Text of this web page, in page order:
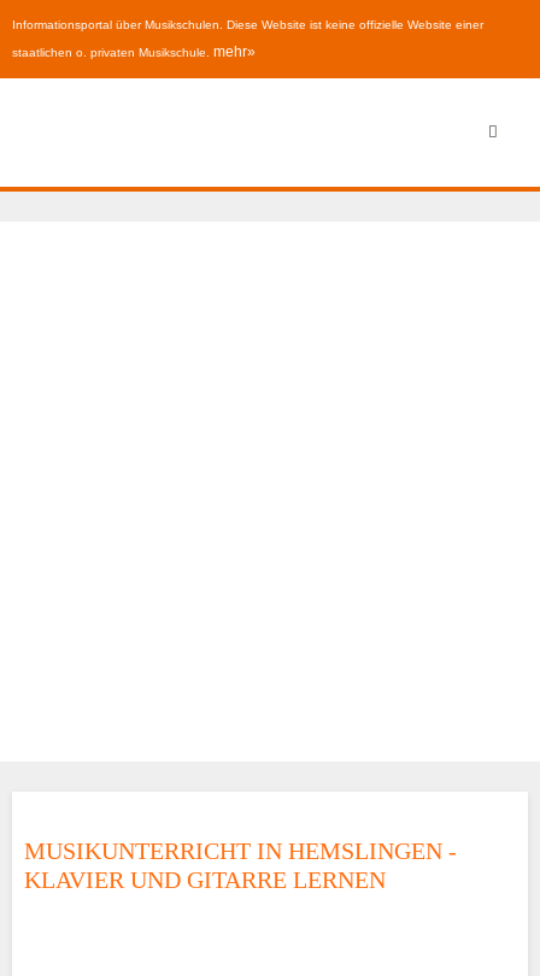
Informationsportal über Musikschulen. Diese Website ist keine offizielle Website einer
staatlichen o. privaten Musikschule. mehr»
MUSIKUNTERRICHT IN HEMSLINGEN -
KLAVIER UND GITARRE LERNEN